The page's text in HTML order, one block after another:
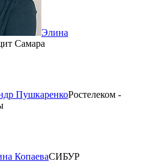
Элина
Самара
ПушкаренкоРостелеком -
КопаеваСИБУР